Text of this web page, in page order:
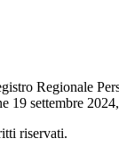
Regionale
19 settembre
riservati.